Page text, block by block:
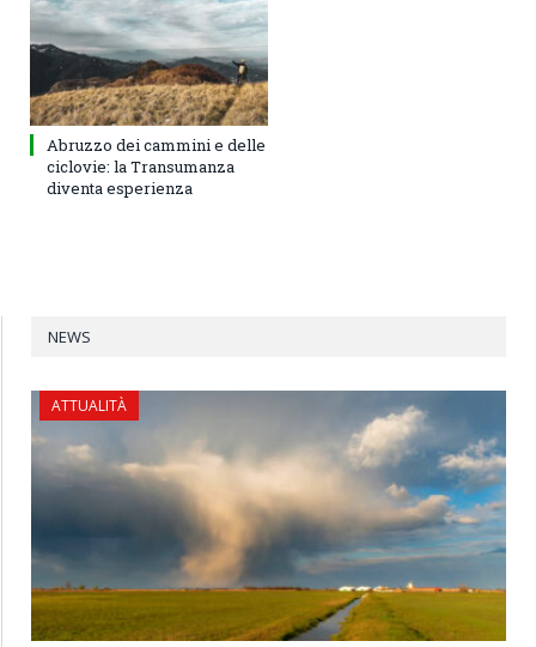
Abruzzo dei cammini e delle
ciclovie: la Transumanza
diventa esperienza
NEWS
ATTUALITÀ